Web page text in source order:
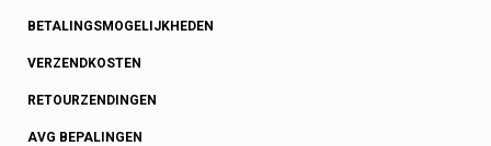
BETALINGSMOGELIJKHEDEN
VERZENDKOSTEN
RETOURZENDINGEN
AVG BEPALINGEN